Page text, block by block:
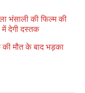
भंसाली की फिल्म की
में देगी दस्तक
मौत के बाद भड़का